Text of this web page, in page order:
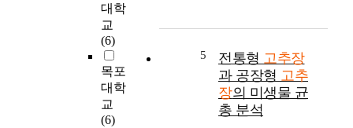
대학
교
(6)
목포
대학
교
(6)
지
o
5 전통형 고추장
과 공장형 고추
장의 미생물 균
총 분석